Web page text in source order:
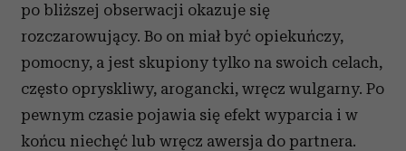
po bliższej obserwacji okazuje się
rozczarowujący. Bo on miał być opiekuńczy,
pomocny, a jest skupiony tylko na swoich celach,
często opryskliwy, arogancki, wręcz wulgarny. Po
pewnym czasie pojawia się efekt wyparcia i w
końcu niechęć lub wręcz awersja do partnera.